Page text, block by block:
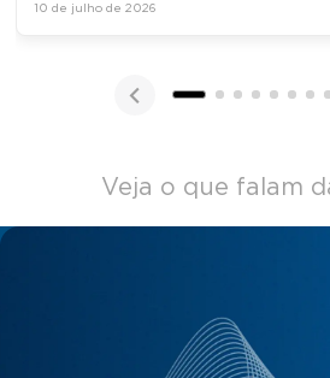
10 de julho de 2026
Veja o que falam